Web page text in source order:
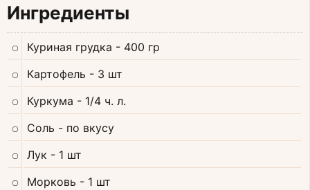
Ингредиенты
Куриная грудка - 400 гр
Картофель - 3 шт
Куркума - 1/4 ч. л.
Соль - по вкусу
Лук - 1 шт
Морковь - 1 шт